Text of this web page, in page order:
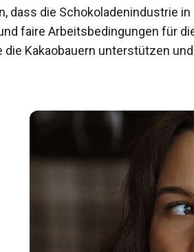
dass die Schokoladenindustrie
faire Arbeitsbedingungen für
die Kakaobauern unterstützen